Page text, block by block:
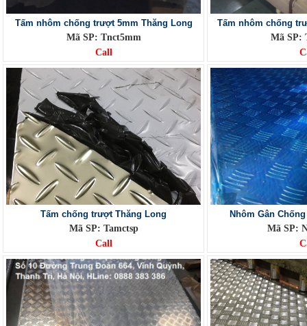
Tấm nhôm chống trượt 5mm Thăng Long
Mã SP: Tnct5mm
Call
Tấm nhôm chống
Mã SP:
Tấm chống trượt Thăng Long
Mã SP: Tamctsp
Call
Nhôm Gân
Mã SP: